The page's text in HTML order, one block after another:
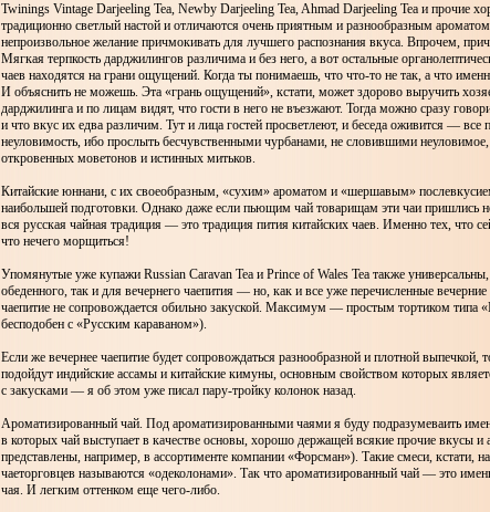
Twinings Vintage Darjeeling Tea, Newby Darjeeling Tea, Ahmad Darjeeling Tea и прочие
традиционно светлый настой и отличаются очень приятным и разнообразным
непроизвольное желание причмокивать для лучшего распознания вкуса. Впрочем,
Мягкая терпкость дарджилингов различима и без него, а вот остальные
чаев находятся на грани ощущений. Когда ты понимаешь, что что-то не так, а что
И объяснить не можешь. Эта «грань ощущений», кстати, может здорово выручить
дарджилинга и по лицам видят, что гости в него не въезжают. Тогда можно сразу
и что вкус их едва различим. Тут и лица гостей просветлеют, и беседа оживится — все
неуловимость, ибо прослыть бесчувственными чурбанами, не словившими
откровенных моветонов и истинных митьков.
Китайские юннани, с их своеобразным, «сухим» ароматом и «шершавым»
наибольшей подготовки. Однако даже если пьющим чай товарищам эти чаи пришлись
вся русская чайная традиция — это традиция пития китайских чаев. Именно тех, что
что нечего морщиться!
Упомянутые уже купажи Russian Caravan Tea и Prince of Wales Tea также
обеденного, так и для вечернего чаепития — но, как и все уже перечисленные вечерние
чаепитие не сопровождается обильно закуской. Максимум — простым тортиком типа
бесподобен с «Русским караваном»).
Если же вечернее чаепитие будет сопровождаться разнообразной и плотной выпечкой,
подойдут индийские ассамы и китайские кимуны, основным свойством которых
с закусками — я об этом уже писал пару-тройку колонок назад.
Ароматизированный чай. Под ароматизированными чаями я буду подразумеваить
в которых чай выступает в качестве основы, хорошо держащей всякие прочие вкусы и
представлены, например, в ассортименте компании «Форсман»). Такие смеси, кстати,
чаеторговцев называются «одеколонами». Так что ароматизированный чай — это
чая. И легким оттенком еще чего-либо.